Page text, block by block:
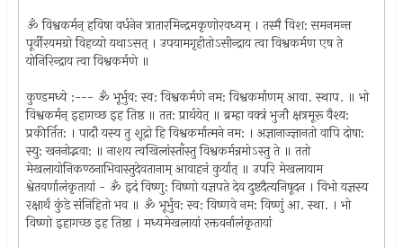
ॐ विश्वकर्मन्‌ हविषा वर्धनेन त्रातारमिन्द्रमकृणोरवध्यम्‌ । तस्मै विश: समनमन्त
पूर्वीरयमग्रो विहव्यो यथाऽसत्‌ । उपयामगृहीतोऽसीन्द्राय त्वा विश्वकर्मण एष ते
योनिरिन्द्राय त्वा विश्वकर्मणे ॥
कुण्डमध्ये :--- ॐ भूर्भुव: स्व: विश्वकर्मणे नम: विश्वकर्माणम्‌ आवा. स्थाप. ॥ भो
विश्वकर्मन्‌ इहागच्छ इह तिष्ठ ॥ तत: प्रार्थयेत्‌ ॥ ब्रम्हा वक्त्रं भुजौ क्षत्रमूरू वैश्य:
प्रकीर्तित: । पादौ यस्य तु शूद्रो हि विश्वकर्मात्मने नम: । अज्ञानाज्ज्ञानतो वापि दोषा:
स्यु: खननोद्भवा: ॥ नाशय त्वखिलांस्ताँस्तु विश्वकर्मन्नमोऽस्तु ते ॥ ततो
मेखलायोनिकण्ठनाभिवास्तुदेवतानाम्‌ आवाहनं कुर्यात्‌ ॥ उपरि मेखलायाम
श्वेतवर्णालंकृतायां - ॐ इदं विष्णु: विष्णो यज्ञपते देव दुष्टदैत्यनिषूदन । विभो यज्ञस्य
रक्षार्थं कुंडे संनिहितो भव ॥ ॐ भूर्भुव: स्व: विष्णवे नम: विष्णुं आ. स्था. । भो
विष्णो इहागच्छ इह तिष्ठा । मध्यमेखलायां रक्तवर्नालंकृतायां